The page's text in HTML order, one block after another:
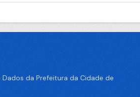
da Prefeitura da Cidade de